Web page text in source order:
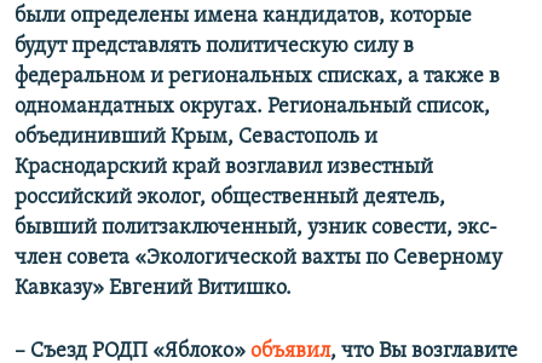
были определены имена кандидатов, которые
будут представлять политическую силу в
федеральном и региональных списках, а также в
одномандатных округах. Региональный список,
объединивший Крым, Севастополь и
Краснодарский край возглавил известный
российский эколог, общественный деятель,
бывший политзаключенный, узник совести, экс-
член совета «Экологической вахты по Северному
Кавказу» Евгений Витишко.
– Съезд РОДП «Яблоко» объявил, что Вы возглавите